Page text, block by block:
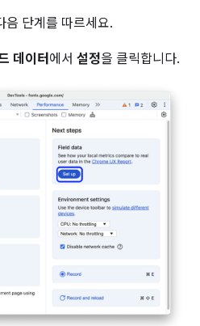
음 단계를 따르세요.
데이터 에서 설정을 클릭합니다.